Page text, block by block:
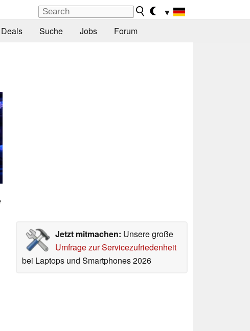
▼
Deals Suche Jobs Forum
Jetzt mitmachen: Unsere große
Umfrage zur Servicezufriedenheit
bei Laptops und Smartphones 2026